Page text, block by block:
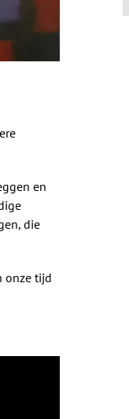
en
die
onze tijd